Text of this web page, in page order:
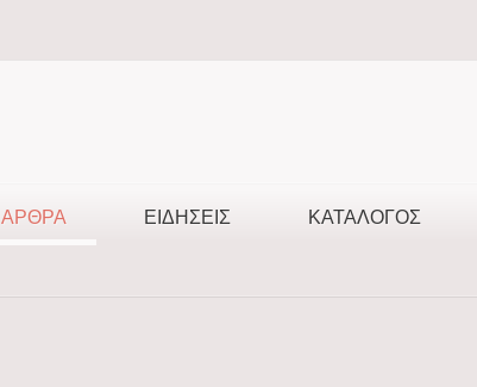
ΆΡΘΡΑ ΕΙΔΉΣΕΙΣ ΚΑΤΆΛΟΓΟΣ